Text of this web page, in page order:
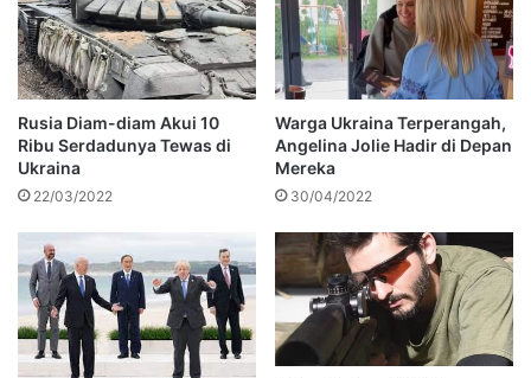
Rusia Diam-diam Akui 10
Ribu Serdadunya Tewas di
Ukraina
22/03/2022
Warga Ukraina Terperangah,
Angelina Jolie Hadir di Depan
Mereka
30/04/2022